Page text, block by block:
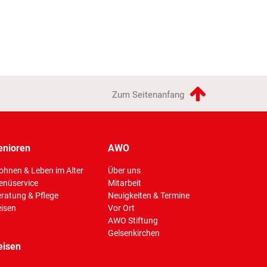
Zum Seitenanfang
& Leben im Alter
& Pflege
AWO
Über uns
Mitarbeit
Neuigkeiten & Termine
Vor Ort
AWO Stiftung
Gelsenkirchen